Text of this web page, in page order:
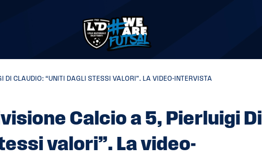
DI CLAUDIO: “UNITI DAGLI STESSI VALORI”. LA VIDEO-INTERVISTA
Calcio a 5, Pierluigi Di
valori”. La video-